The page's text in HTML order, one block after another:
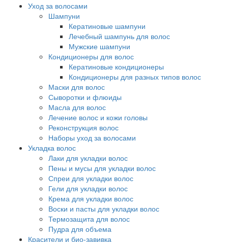
Уход за волосами
Шампуни
Кератиновые шампуни
Лечебный шампунь для волос
Мужские шампуни
Кондиционеры для волос
Кератиновые кондиционеры
Кондиционеры для разных типов волос
Маски для волос
Сыворотки и флюиды
Масла для волос
Лечение волос и кожи головы
Реконструкция волос
Наборы уход за волосами
Укладка волос
Лаки для укладки волос
Пены и мусы для укладки волос
Спреи для укладки волос
Гели для укладки волос
Крема для укладки волос
Воски и пасты для укладки волос
Термозащита для волос
Пудра для объема
Красители и био-завивка